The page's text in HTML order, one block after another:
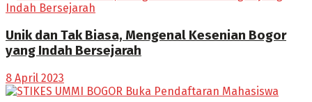
Unik dan Tak Biasa, Mengenal Kesenian Bogor
yang Indah Bersejarah
8 April 2023